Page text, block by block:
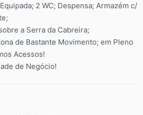
2 WC; Despensa; Armazém c/
a Serra da Cabreira;
de Bastante Movimento; em Pleno
Acessos!
de Negócio!